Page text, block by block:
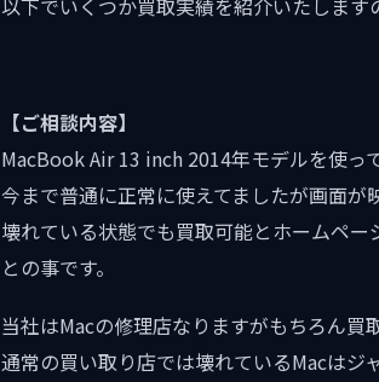
以下でいくつか買取実績を紹介いたします
【ご相談内容】
MacBook Air 13 inch 2014年モデルを使っ
今まで普通に正常に使えてましたが画面が
壊れている状態でも買取可能とホームペ
との事です。
当社はMacの修理店なりますがもちろん買
通常の買い取り店では壊れているMacはジ